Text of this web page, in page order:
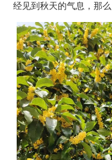
经见到秋天的气息，那